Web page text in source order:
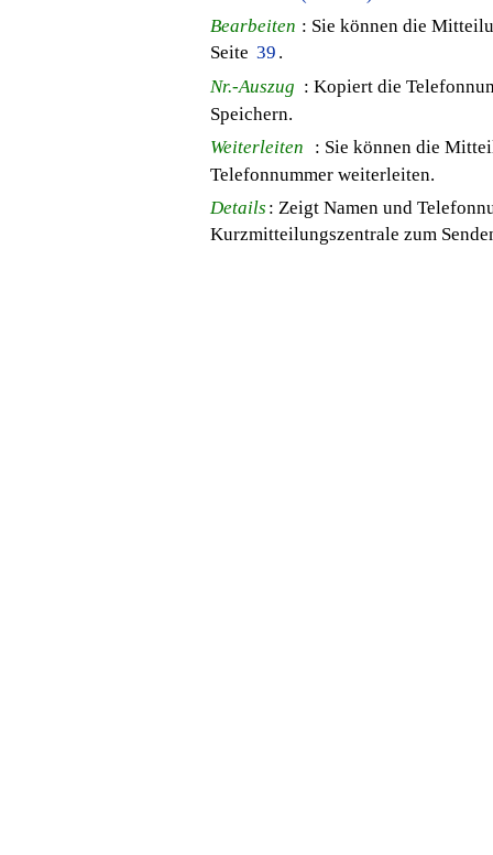
Bearbeiten : Sie können die
Seite 39 .
Nr.-Auszug : Kopiert die
Speichern.
Weiterleiten
: Sie können die
Telefonnummer weiterleiten.
Details : Zeigt Namen und
Kurzmitteilungszentrale zum